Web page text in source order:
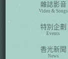
雜誌影音
Video & Songs
特別企劃
Events
香光新聞
News